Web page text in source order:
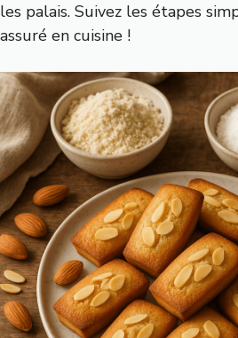
les palais. Suivez les étapes
assuré en cuisine !